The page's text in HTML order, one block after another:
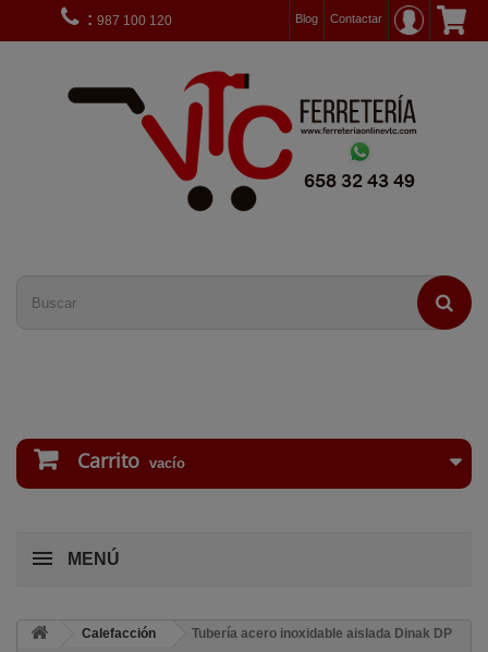
Contactar
: 987 100 120 Blog
Carrito vacío
MENÚ
Calefacción
Tubería acero inoxidable aislada Dinak DP